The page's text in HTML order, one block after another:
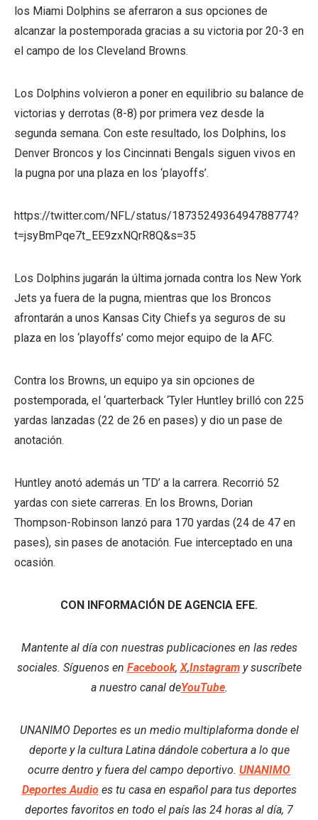
los Miami Dolphins se aferraron a sus opciones de
alcanzar la postemporada gracias a su victoria por 20-3 en
el campo de los Cleveland Browns.
Los Dolphins volvieron a poner en equilibrio su balance de
victorias y derrotas (8-8) por primera vez desde la
segunda semana. Con este resultado, los Dolphins, los
Denver Broncos y los Cincinnati Bengals siguen vivos en
la pugna por una plaza en los ‘playoffs’.
https://twitter.com/NFL/status/1873524936494788774?
t=jsyBmPqe7t_EE9zxNQrR8Q&s=35
Los Dolphins jugarán la última jornada contra los New York
Jets ya fuera de la pugna, mientras que los Broncos
afrontarán a unos Kansas City Chiefs ya seguros de su
plaza en los ‘playoffs’ como mejor equipo de la AFC.
Contra los Browns, un equipo ya sin opciones de
postemporada, el ‘quarterback ‘Tyler Huntley brilló con 225
yardas lanzadas (22 de 26 en pases) y dio un pase de
anotación.
Huntley anotó además un ‘TD’ a la carrera. Recorrió 52
yardas con siete carreras. En los Browns, Dorian
Thompson-Robinson lanzó para 170 yardas (24 de 47 en
pases), sin pases de anotación. Fue interceptado en una
ocasión.
CON INFORMACIÓN DE AGENCIA EFE.
Mantente al día con nuestras publicaciones en las redes
sociales. Síguenos en Facebook,X,Instagramy suscríbete
a nuestro canal deYouTube.
UNANIMO Deportes es un medio multiplaforma donde el
deporte y la cultura Latina dándole cobertura a lo que
ocurre dentro y fuera del campo deportivo. UNANIMO
Deportes Audioes tu casa en español para tus deportes
deportes favoritos en todo el país las 24 horas al día, 7